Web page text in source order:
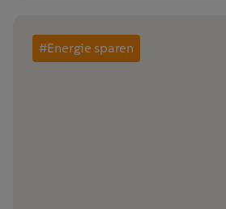
#Energie sparen